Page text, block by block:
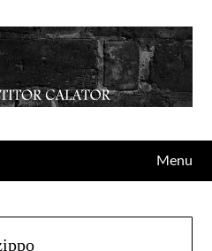
Menu